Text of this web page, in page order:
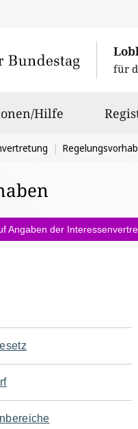
für
Hilfe
Angaben der